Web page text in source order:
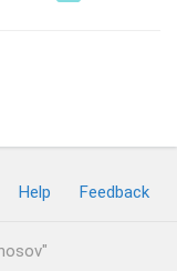
Help Feedback